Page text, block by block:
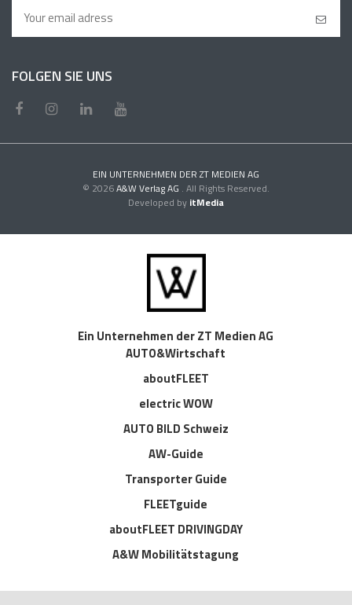
FOLGEN SIE UNS
EIN UNTERNEHMEN DER ZT MEDIEN AG
© 2026A&W Verlag AG . All Rights Reserved.
Developed by itMedia
Ein Unternehmen der ZT Medien AG
AUTO&Wirtschaft
aboutFLEET
electric WOW
AUTO BILD Schweiz
AW-Guide
Transporter Guide
FLEETguide
aboutFLEET DRIVINGDAY
A&W Mobilitätstagung